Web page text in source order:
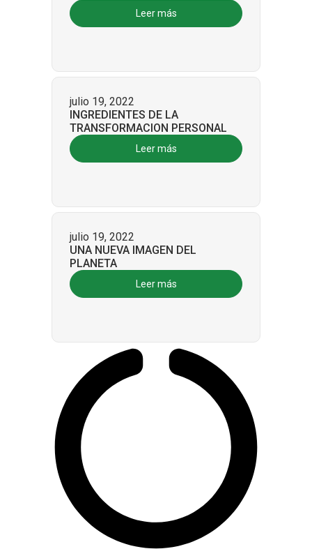
Leer más
julio 19, 2022
INGREDIENTES DE LA
TRANSFORMACION PERSONAL
Leer más
julio 19, 2022
UNA NUEVA IMAGEN DEL
PLANETA
Leer más